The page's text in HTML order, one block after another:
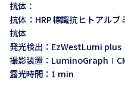
抗体：
抗体：HRP標識抗ヒトアルブ
抗体
発光検出：EzWestLumi plus
撮影装置：
露光時間：1 min